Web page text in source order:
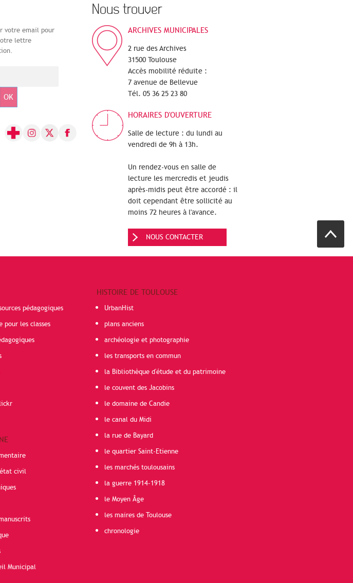
votre email pour
lettre
OK
Nous trouver
ARCHIVES MUNICIPALES
2 rue des Archives
31500 Toulouse
Accès mobilité réduite :
7 avenue de Bellevue
Tél. 05 36 25 23 80
HORAIRES D'OUVERTURE
Salle de lecture : du lundi au
vendredi de 9h à 13h.
Un rendez-vous en salle de
lecture les mercredis et jeudis
après-midis peut être accordé : il
doit cependant être sollicité au
moins 72 heures à l'avance.
NOUS CONTACTER
pédagogiques
pour les classes
civil
Municipal
HISTOIRE DE TOULOUSE
UrbanHist
plans anciens
archéologie et photographie
les transports en commun
la Bibliothèque d'étude et du patrimoine
le couvent des Jacobins
le domaine de Candie
le canal du Midi
la rue de Bayard
le quartier Saint-Etienne
les marchés toulousains
la guerre 1914-1918
le Moyen Âge
les maires de Toulouse
chronologie